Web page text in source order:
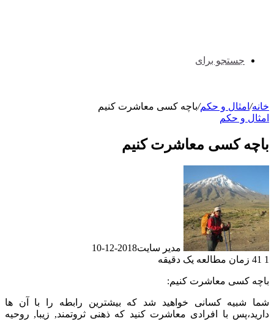
جستجو برای
خانه/ امثال و حکم/باچه کسی معاشرت کنیم
امثال و حکم
باچه کسی معاشرت کنیم
مدیر سایت2018-12-10
1
زمان مطالعه یک دقیقه
باچه کسی معاشرت کنیم:
شما شبیه کسانی خواهید شد که بیشترین رابطه را با آن ها
دارید،پس با افرادی معاشرت کنید که ذهنی ثروتمند, زیبا, روحیه